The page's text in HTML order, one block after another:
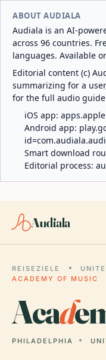
ABOUT AUDIALA
Audiala is an AI-
across 96 countries.
languages. Available
Editorial content (c)
summarizing for a
for the full audio
iOS app:
Android app:
Smart download
Editorial process:
Audiala
REISEZIELE
ACADEMY OF MUSIC
Acad
PHILADELPHIA